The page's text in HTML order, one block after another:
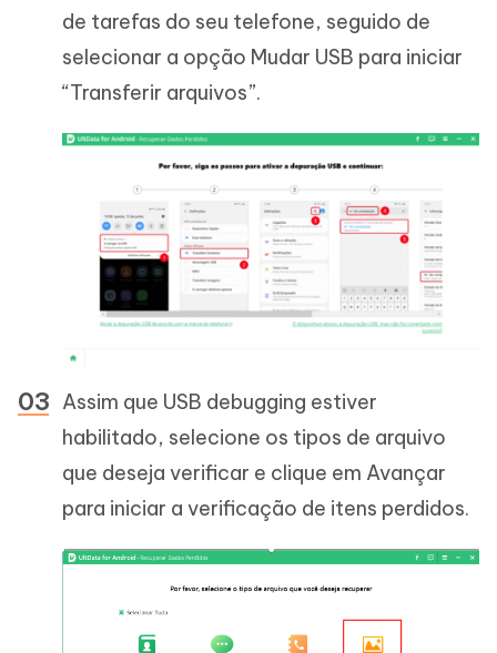
de tarefas do seu telefone, seguido de
selecionar a opção Mudar USB para iniciar
“Transferir arquivos”.
Assim que USB debugging estiver
habilitado, selecione os tipos de arquivo
que deseja verificar e clique em Avançar
para iniciar a verificação de itens perdidos.